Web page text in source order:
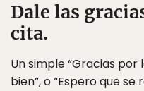
Dale las
cita.
Un simple “Gracias por
bien”, o “Espero que